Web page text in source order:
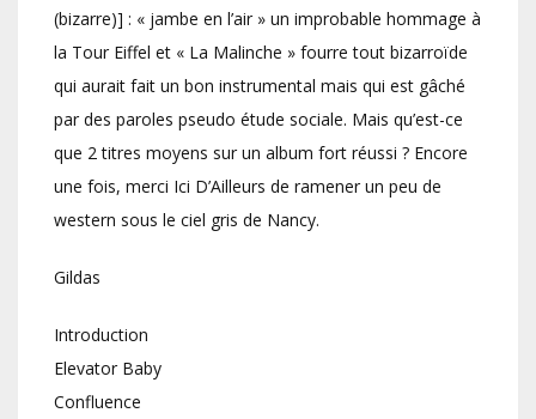
(bizarre)] : « jambe en l’air » un improbable hommage à
la Tour Eiffel et « La Malinche » fourre tout bizarroïde
qui aurait fait un bon instrumental mais qui est gâché
par des paroles pseudo étude sociale. Mais qu’est-ce
que 2 titres moyens sur un album fort réussi ? Encore
une fois, merci Ici D’Ailleurs de ramener un peu de
western sous le ciel gris de Nancy.
Gildas
Introduction
Elevator Baby
Confluence